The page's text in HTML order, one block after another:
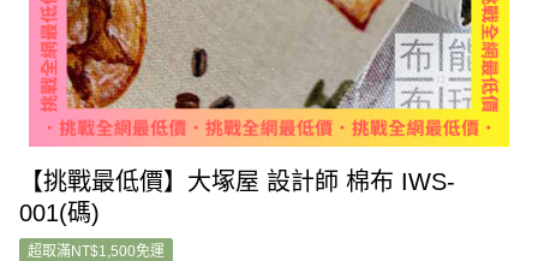
【挑戰最低價】大塚屋 設計師 棉布 IWS-
001(碼)
超取滿NT$1,500免運